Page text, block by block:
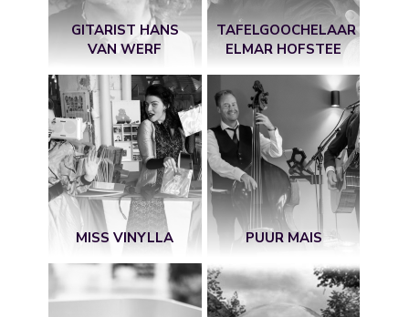
GITARIST HANS
VAN WERF
TAFELGOOCHELAAR
ELMAR HOFSTEE
MISS VINYLLA PUUR MAIS